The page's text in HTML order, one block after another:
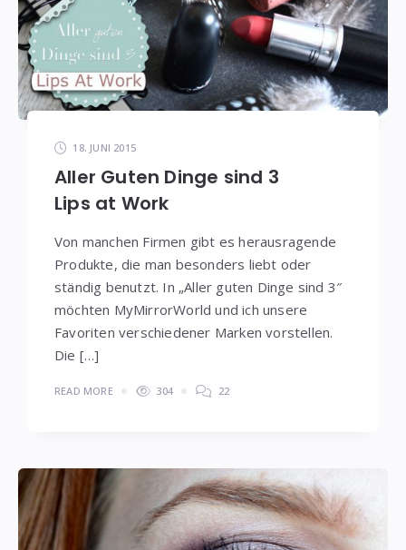
18. JUNI 2015
Aller Guten Dinge sind 3
Lips at Work
Von manchen Firmen gibt es herausragende
Produkte, die man besonders liebt oder
ständig benutzt. In „Aller guten Dinge sind 3″
möchten MyMirrorWorld und ich unsere
Favoriten verschiedener Marken vorstellen.
Die […]
READ MORE 304 22